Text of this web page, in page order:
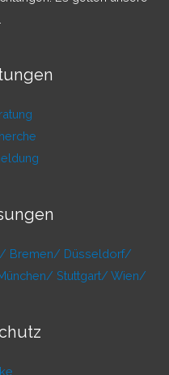
Bremen/ Düsseldorf/
Stuttgart/ Wien/